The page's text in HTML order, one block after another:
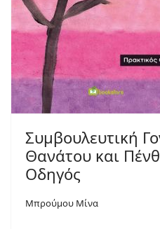
Συμβουλευτική
Θανάτου και
Οδηγός
Μπρούμου Μίνα